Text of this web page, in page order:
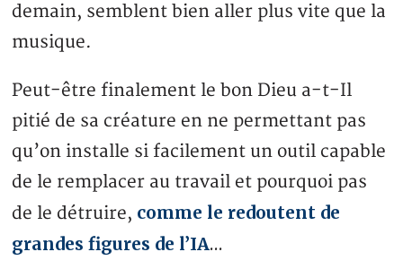
demain, semblent bien aller plus vite que la
musique.
Peut-être finalement le bon Dieu a-t-Il
pitié de sa créature en ne permettant pas
qu’on installe si facilement un outil capable
de le remplacer au travail et pourquoi pas
de le détruire, comme le redoutent de
grandes figures de l’IA…